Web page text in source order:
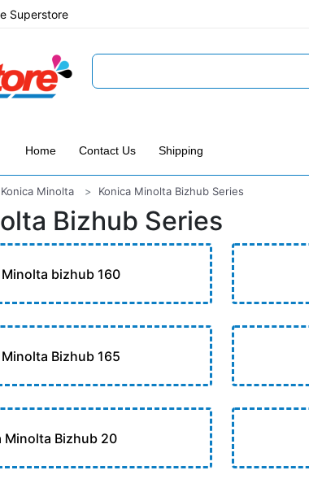
Superstore
Home Contact Us Shipping
Konica Minolta Konica Minolta Bizhub Series
Bizhub Series
bizhub 160
Bizhub 165
Minolta Bizhub 20